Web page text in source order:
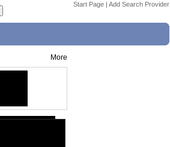
Start Page | Add Search Provider
More